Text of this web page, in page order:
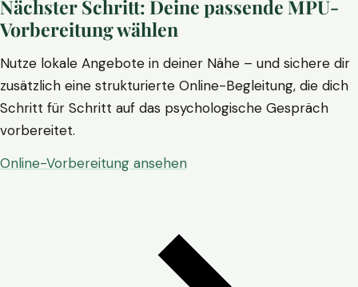
Nächster Schritt: Deine passende MPU-
Vorbereitung wählen
Nutze lokale Angebote in deiner Nähe – und sichere dir
zusätzlich eine strukturierte Online-Begleitung, die dich
Schritt für Schritt auf das psychologische Gespräch
vorbereitet.
Online-Vorbereitung ansehen